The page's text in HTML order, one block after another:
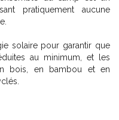
pratiquement aucune
solaire pour garantir que
au minimum, et les
bois, en bambou et en